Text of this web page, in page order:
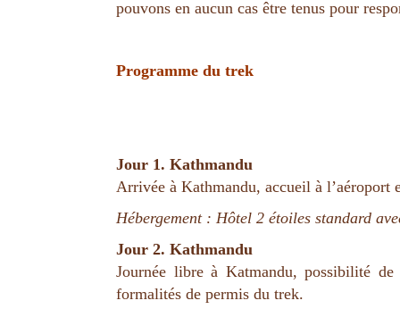
pouvons en aucun cas être tenus pour
Programme du trek
Jour 1. Kathmandu
Arrivée à Kathmandu, accueil à l’aéroport
Hébergement : Hôtel 2 étoiles standard
Jour 2. Kathmandu
Journée libre à Katmandu, possibilité
formalités de permis du trek.